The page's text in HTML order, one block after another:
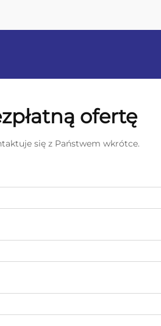
ofertę
się z Państwem wkrótce.